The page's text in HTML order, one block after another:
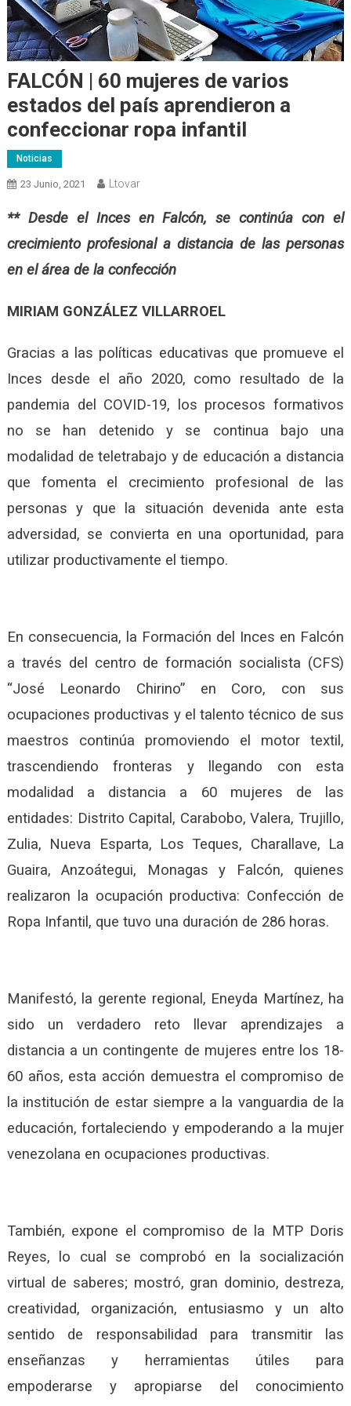
FALCÓN | 60 mujeres de varios
estados del país aprendieron a
confeccionar ropa infantil
Noticias
23 Junio, 2021 Ltovar
** Desde el Inces en Falcón, se continúa con el
crecimiento profesional a distancia de las personas
en el área de la confección
MIRIAM GONZÁLEZ VILLARROEL
Gracias a las políticas educativas que promueve el
Inces desde el año 2020, como resultado de la
pandemia del COVID-19, los procesos formativos
no se han detenido y se continua bajo una
modalidad de teletrabajo y de educación a distancia
que fomenta el crecimiento profesional de las
personas y que la situación devenida ante esta
adversidad, se convierta en una oportunidad, para
utilizar productivamente el tiempo.
En consecuencia, la Formación del Inces en Falcón
a través del centro de formación socialista (CFS)
“José Leonardo Chirino” en Coro, con sus
ocupaciones productivas y el talento técnico de sus
maestros continúa promoviendo el motor textil,
trascendiendo fronteras y llegando con esta
modalidad a distancia a 60 mujeres de las
entidades: Distrito Capital, Carabobo, Valera, Trujillo,
Zulia, Nueva Esparta, Los Teques, Charallave, La
Guaira, Anzoátegui, Monagas y Falcón, quienes
realizaron la ocupación productiva: Confección de
Ropa Infantil, que tuvo una duración de 286 horas.
Manifestó, la gerente regional, Eneyda Martínez, ha
sido un verdadero reto llevar aprendizajes a
distancia a un contingente de mujeres entre los 18-
60 años, esta acción demuestra el compromiso de
la institución de estar siempre a la vanguardia de la
educación, fortaleciendo y empoderando a la mujer
venezolana en ocupaciones productivas.
También, expone el compromiso de la MTP Doris
Reyes, lo cual se comprobó en la socialización
virtual de saberes; mostró, gran dominio, destreza,
creatividad, organización, entusiasmo y un alto
sentido de responsabilidad para transmitir las
enseñanzas y herramientas útiles para
empoderarse y apropiarse del conocimiento